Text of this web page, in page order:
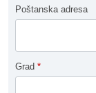
Poštanska adresa
Grad *